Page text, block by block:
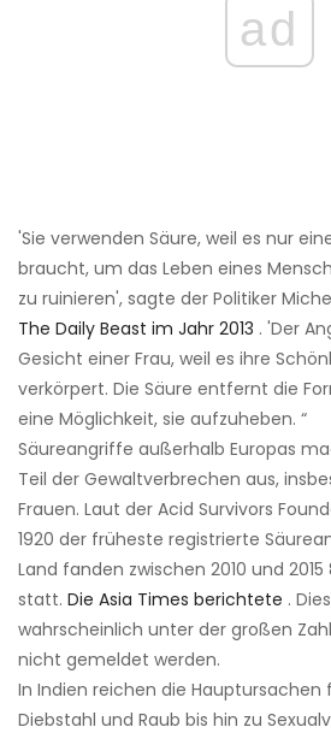
ad
'Sie verwenden Säure, weil es nur
braucht, um das Leben eines
zu ruinieren', sagte der Politiker
The Daily Beast im Jahr 2013 . 'Der
Gesicht einer Frau, weil es ihre
verkörpert. Die Säure entfernt die
eine Möglichkeit, sie aufzuheben. “
Säureangriffe außerhalb Europas
Teil der Gewaltverbrechen aus,
Frauen. Laut der Acid Survivors
1920 der früheste registrierte
Land fanden zwischen 2010 und
statt. Die Asia Times berichtete .
wahrscheinlich unter der großen
nicht gemeldet werden.
In Indien reichen die
Diebstahl und Raub bis hin zu